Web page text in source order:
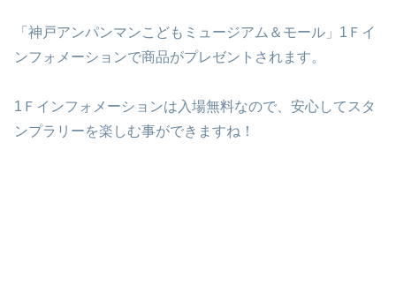
「神戸アンパンマンこどもミュージアム＆モール」1Ｆイ
ンフォメーションで商品がプレゼントされます。
1Ｆインフォメーションは入場無料なので、安心してスタ
ンプラリーを楽しむ事ができますね！